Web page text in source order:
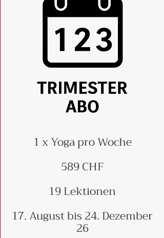
1 x Yoga pro Woche
589 CHF
19 Lektionen
17. August bis 24. Dezember
26